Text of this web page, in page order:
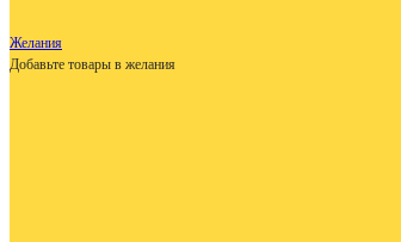
Желания
Добавьте товары в желания